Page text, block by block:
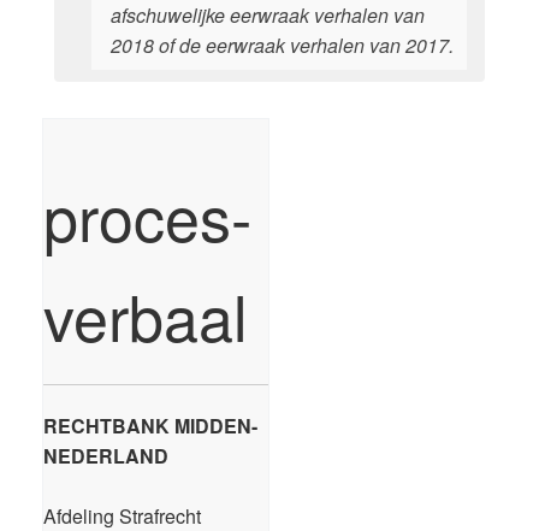
afschuwelijke eerwraak verhalen van
2018 of de eerwraak verhalen van 2017.
proces-
verbaal
RECHTBANK MIDDEN-
NEDERLAND
Afdeling Strafrecht